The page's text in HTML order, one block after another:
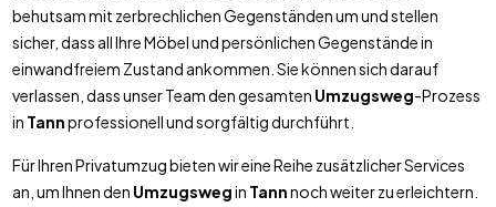
behutsam mit zerbrechlichen Gegenständen um und stellen
sicher, dass all Ihre Möbel und persönlichen Gegenstände in
einwandfreiem Zustand ankommen. Sie können sich darauf
verlassen, dass unser Team den gesamten Umzugsweg-Prozess
in Tannprofessionell und sorgfältig durchführt.
Für Ihren Privatumzug bieten wir eine Reihe zusätzlicher Services
an, um Ihnen den Umzugswegin Tannnoch weiter zu erleichtern.